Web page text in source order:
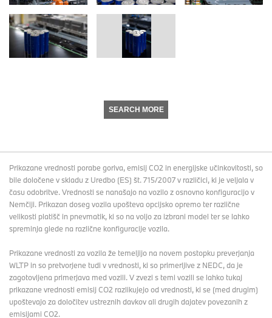
SEARCH MORE
Prikazane vrednosti porabe goriva, emisij CO2 in energijske učinkovitosti, so
bile določene v skladu z Uredbo (ES) št. 715/2007 v različici, ki je veljala v
času odobritve. Vrednosti se nanašajo na vozilo z osnovno konfiguracijo v
Nemčiji. Prikazan doseg vozila upošteva opcijsko opremo ter različne
velikosti platišč in pnevmatik, ki so na voljo za izbrani model ter se lahko
spreminja glede na različne konfiguracije vozila.
Prikazane vrednosti za vozila že temeljijo na novem postopku preverjanja
WLTP in so pretvorjene tudi v vrednosti, ki so primerljive z NEDC, da je
zagotovljena primerjava med vozili. V zvezi s temi vozili se lahko tukaj
prikazane vrednosti emisij CO2 razlikujejo od vrednosti, ki se (med drugim)
upoštevajo za določitev ustreznih davkov ali drugih dajatev povezanih z
emisijami CO2.